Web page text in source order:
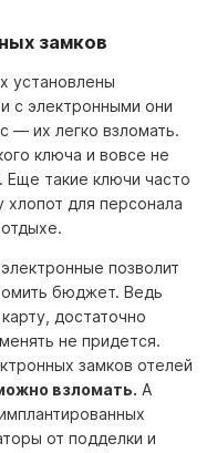
замков
установлены
с электронными они
— их легко взломать.
ключа и вовсе не
Еще такие ключи часто
хлопот для персонала
позволит
бюджет. Ведь
достаточно
не придется.
замков отелей
взломать. А
имплантированных
от подделки и